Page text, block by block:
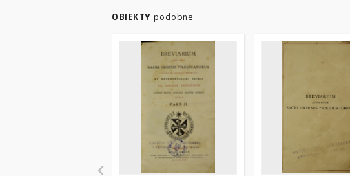
OBIEKTY podobne